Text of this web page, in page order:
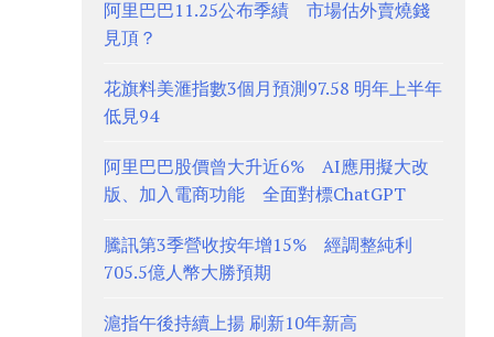
阿里巴巴11.25公布季績 市場估外賣燒錢
見頂？
花旗料美滙指數3個月預測97.58 明年上半年
低見94
阿里巴巴股價曾大升近6% AI應用擬大改
版、加入電商功能 全面對標ChatGPT
騰訊第3季營收按年增15% 經調整純利
705.5億人幣大勝預期
滬指午後持續上揚 刷新10年新高